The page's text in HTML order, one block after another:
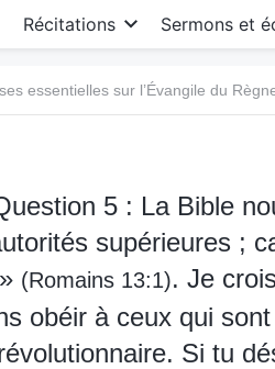
Récitations Sermons et
essentielles sur l’Évangile du
5 : La Bible
supérieures ;
(Romains 13:1). Je
obéir à ceux qui
Si tu